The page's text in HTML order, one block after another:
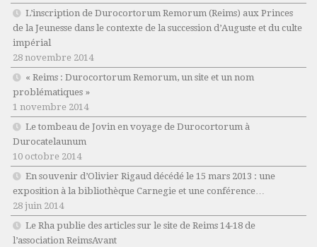
L’inscription de Durocortorum Remorum (Reims) aux Princes
de la Jeunesse dans le contexte de la succession d’Auguste et du culte
impérial
28 novembre 2014
« Reims : Durocortorum Remorum, un site et un nom
problématiques »
1 novembre 2014
Le tombeau de Jovin en voyage de Durocortorum à
Durocatelaunum
10 octobre 2014
En souvenir d’Olivier Rigaud décédé le 15 mars 2013 : une
exposition à la bibliothèque Carnegie et une conférence…
28 juin 2014
Le Rha publie des articles sur le site de Reims 14-18 de
l’association ReimsAvant